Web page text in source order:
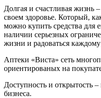
Долгая и счастливая жизнь
своем здоровье. Который,
можно купить средства для
наличии серьезных
жизни и радоваться
Аптеки «Виста» сеть
ориентированых на
Доступность и открытость
бизнеса.